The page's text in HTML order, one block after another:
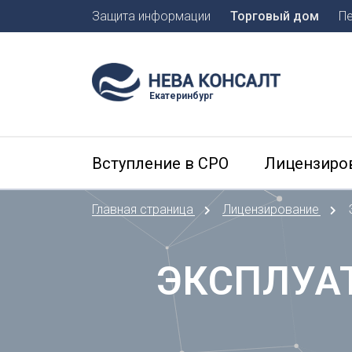
В
Защита информации Торговый дом
Екатеринбург
Вступление в СРО
Главная страница Лицензирование